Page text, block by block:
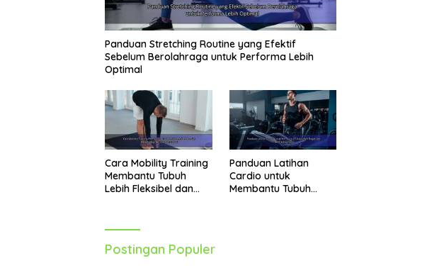
Panduan Stretching Routine yang Efektif
Sebelum Berolahraga untuk Performa Lebih
Optimal
Cara Mobility Training
Membantu Tubuh
Lebih Fleksibel dan
Panduan Latihan
Cardio untuk
Membantu Tubuh
Postingan Populer